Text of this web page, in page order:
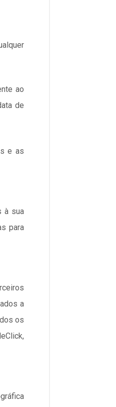
ao
de
e as
à sua
para
a
os